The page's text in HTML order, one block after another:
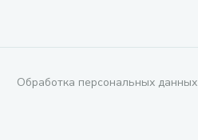
Обработка персональных данных